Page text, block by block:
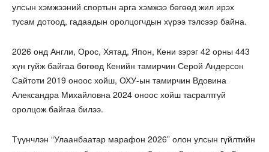
улсын хэмжээний спортын арга хэмжээ бөгөөд жил ирэх
тусам дотоод, гадаадын оролцогчдын хүрээ тэлсээр байна.
2026 онд Англи, Орос, Хятад, Япон, Кени зэрэг 42 орны 443
хүн гүйж байгаа бөгөөд Кенийн тамирчин Серой Андерсон
Сайтоти 2019 оноос хойш, ОХУ-ын тамирчин Вдовина
Александра Михайловна 2024 оноос хойш тасралтгүй
оролцож байгаа билээ.
Түүнчлэн “Улаанбаатар марафон 2026” олон улсын гүйлтийн